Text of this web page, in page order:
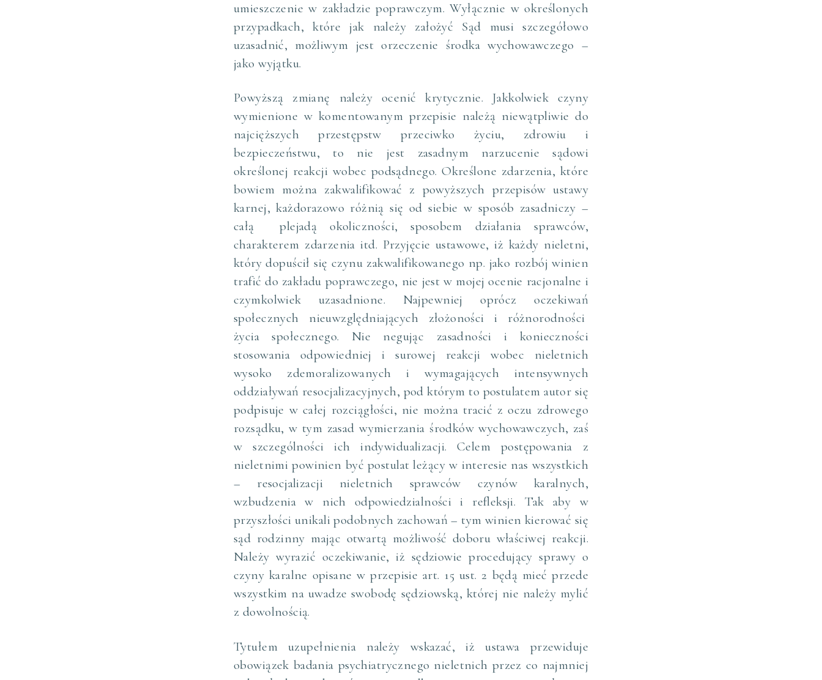
umieszczenie w zakładzie poprawczym. Wyłącznie w określonych
przypadkach, które jak należy założyć Sąd musi szczegółowo
uzasadnić, możliwym jest orzeczenie środka wychowawczego –
jako wyjątku.
Powyższą zmianę należy ocenić krytycznie. Jakkolwiek czyny
wymienione w komentowanym przepisie należą niewątpliwie do
najcięższych przestępstw przeciwko życiu, zdrowiu i
bezpieczeństwu, to nie jest zasadnym narzucenie sądowi
określonej reakcji wobec podsądnego. Określone zdarzenia, które
bowiem można zakwalifikować z powyższych przepisów ustawy
karnej, każdorazowo różnią się od siebie w sposób zasadniczy –
całą plejadą okoliczności, sposobem działania sprawców,
charakterem zdarzenia itd. Przyjęcie ustawowe, iż każdy nieletni,
który dopuścił się czynu zakwalifikowanego np. jako rozbój winien
trafić do zakładu poprawczego, nie jest w mojej ocenie racjonalne i
czymkolwiek uzasadnione. Najpewniej oprócz oczekiwań
społecznych nieuwzględniających złożoności i różnorodności
życia społecznego. Nie negując zasadności i konieczności
stosowania odpowiedniej i surowej reakcji wobec nieletnich
wysoko zdemoralizowanych i wymagających intensywnych
oddziaływań resocjalizacyjnych, pod którym to postulatem autor się
podpisuje w całej rozciągłości, nie można tracić z oczu zdrowego
rozsądku, w tym zasad wymierzania środków wychowawczych, zaś
w szczególności ich indywidualizacji. Celem postępowania z
nieletnimi powinien być postulat leżący w interesie nas wszystkich
– resocjalizacji nieletnich sprawców czynów karalnych,
wzbudzenia w nich odpowiedzialności i refleksji. Tak aby w
przyszłości unikali podobnych zachowań – tym winien kierować się
sąd rodzinny mając otwartą możliwość doboru właściwej reakcji.
Należy wyrazić oczekiwanie, iż sędziowie procedujący sprawy o
czyny karalne opisane w przepisie art. 15 ust. 2 będą mieć przede
wszystkim na uwadze swobodę sędziowską, której nie należy mylić
z dowolnością.
Tytułem uzupełnienia należy wskazać, iż ustawa przewiduje
obowiązek badania psychiatrycznego nieletnich przez co najmniej